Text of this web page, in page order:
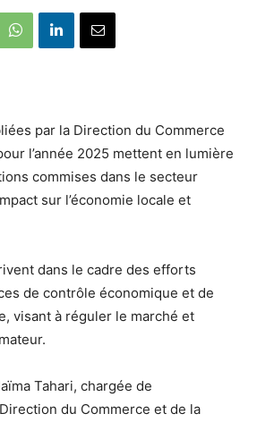
par la Direction du Commerce
l’année 2025 mettent en lumière
commises dans le secteur
sur l’économie locale et
dans le cadre des efforts
de contrôle économique et de
visant à réguler le marché et
Tahari, chargée de
du Commerce et de la